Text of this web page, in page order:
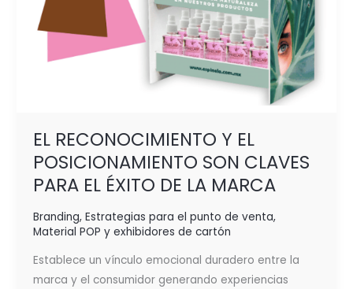
EL RECONOCIMIENTO Y EL
POSICIONAMIENTO SON CLAVES
PARA EL ÉXITO DE LA MARCA
Branding, Estrategias para el punto de venta,
Material POP y exhibidores de cartón
Establece un vínculo emocional duradero entre la
marca y el consumidor generando experiencias
LA MARCA